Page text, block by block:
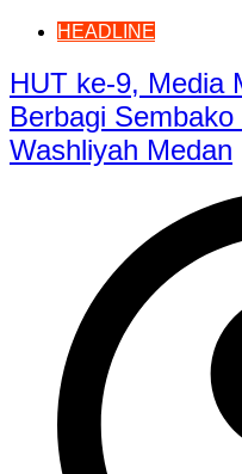
HEADLINE
HUT ke-9, Media
Berbagi
Washliyah Medan